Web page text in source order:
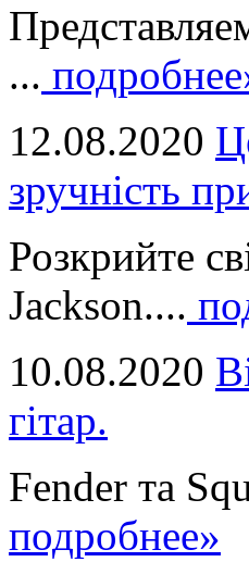
...
12.08.2020
зручність
Розкрийте
Jackson....
10.08.2020
гітар.
Fender та
подробнее»